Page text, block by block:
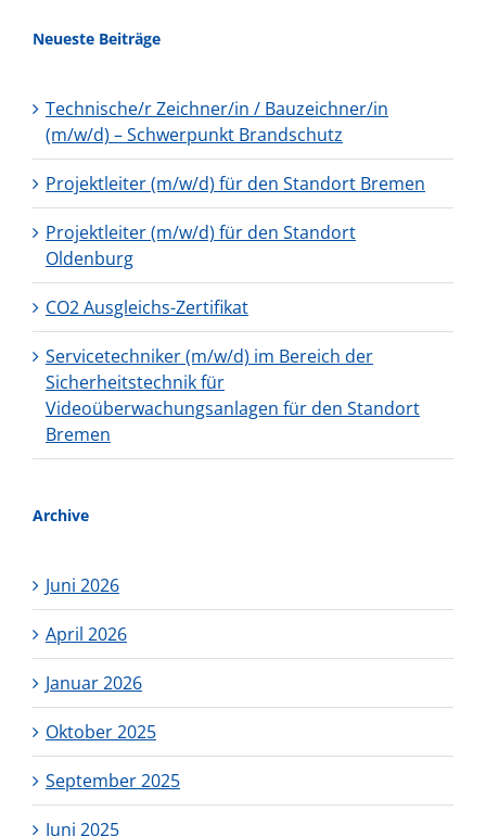
Neueste Beiträge
Technische/r Zeichner/in / Bauzeichner/in
(m/w/d) – Schwerpunkt Brandschutz
Projektleiter (m/w/d) für den Standort Bremen
Projektleiter (m/w/d) für den Standort
Oldenburg
CO2 Ausgleichs-Zertifikat
Servicetechniker (m/w/d) im Bereich der
Sicherheitstechnik für
Videoüberwachungsanlagen für den Standort
Bremen
Archive
Juni 2026
April 2026
Januar 2026
Oktober 2025
September 2025
Juni 2025